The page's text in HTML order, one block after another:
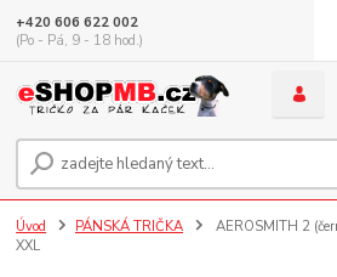
+420 606 622 002
(Po - Pá, 9 - 18 hod.)
Úvod PÁNSKÁ TRIČKA
AEROSMITH 2
XXL